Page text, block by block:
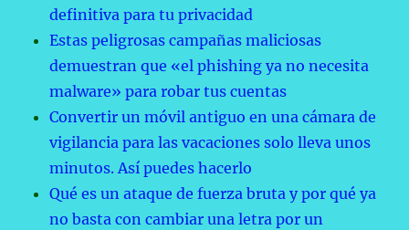
definitiva para tu privacidad
Estas peligrosas campañas maliciosas
demuestran que «el phishing ya no necesita
malware» para robar tus cuentas
Convertir un móvil antiguo en una cámara de
vigilancia para las vacaciones solo lleva unos
minutos. Así puedes hacerlo
Qué es un ataque de fuerza bruta y por qué ya
no basta con cambiar una letra por un